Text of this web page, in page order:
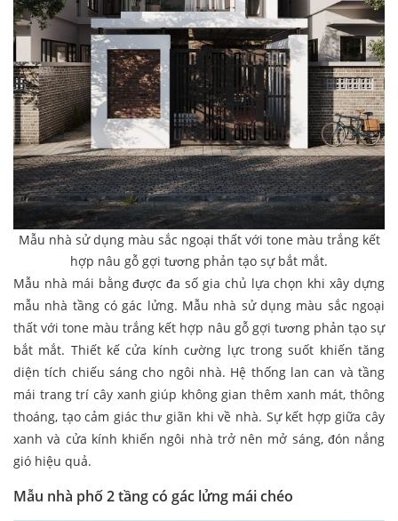
Mẫu nhà sử dụng màu sắc ngoại thất với tone màu trắng kết
hợp nâu gỗ gợi tương phản tạo sự bắt mắt.
Mẫu nhà mái bằng được đa số gia chủ lựa chọn khi xây dựng
mẫu nhà tầng có gác lửng. Mẫu nhà sử dụng màu sắc ngoại
thất với tone màu trắng kết hợp nâu gỗ gợi tương phản tạo sự
bắt mắt. Thiết kế cửa kính cường lực trong suốt khiến tăng
diện tích chiếu sáng cho ngôi nhà. Hệ thống lan can và tầng
mái trang trí cây xanh giúp không gian thêm xanh mát, thông
thoáng, tạo cảm giác thư giãn khi về nhà. Sự kết hợp giữa cây
xanh và cửa kính khiến ngôi nhà trở nên mở sáng, đón nắng
gió hiệu quả.
Mẫu nhà phố 2 tầng có gác lửng mái chéo